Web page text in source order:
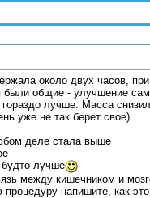
около двух часов,
были общие - улучшение
лучше. Масса
уже не так берет свое)
деле стала выше
будто лучше
между кишечником и
напишите, как